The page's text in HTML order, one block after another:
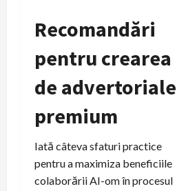
Recomandări
pentru crearea
de advertoriale
premium
Iată câteva sfaturi practice
pentru a maximiza beneficiile
colaborării AI-om în procesul